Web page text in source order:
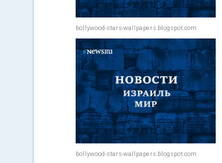
bollywood-stars-wallpapers.blogspot.com
bollywood-stars-wallpapers.blogspot.com